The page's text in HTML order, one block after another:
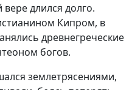
длился долго.
Кипром, в
древнегреческие
богов.
землетрясениями,